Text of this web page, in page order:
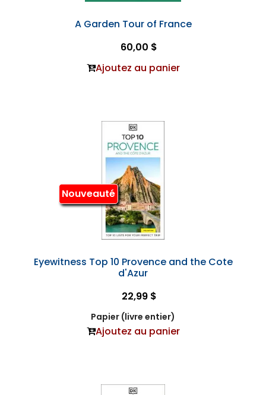
A Garden Tour of France
60,00 $
Ajoutez au panier
Nouveauté
Eyewitness Top 10 Provence and the Cote
d'Azur
22,99 $
Papier (livre entier)
Ajoutez au panier